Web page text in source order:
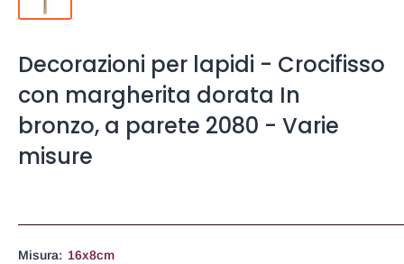
Decorazioni per lapidi - Crocifisso
con margherita dorata In
bronzo, a parete 2080 - Varie
misure
Misura: 16x8cm